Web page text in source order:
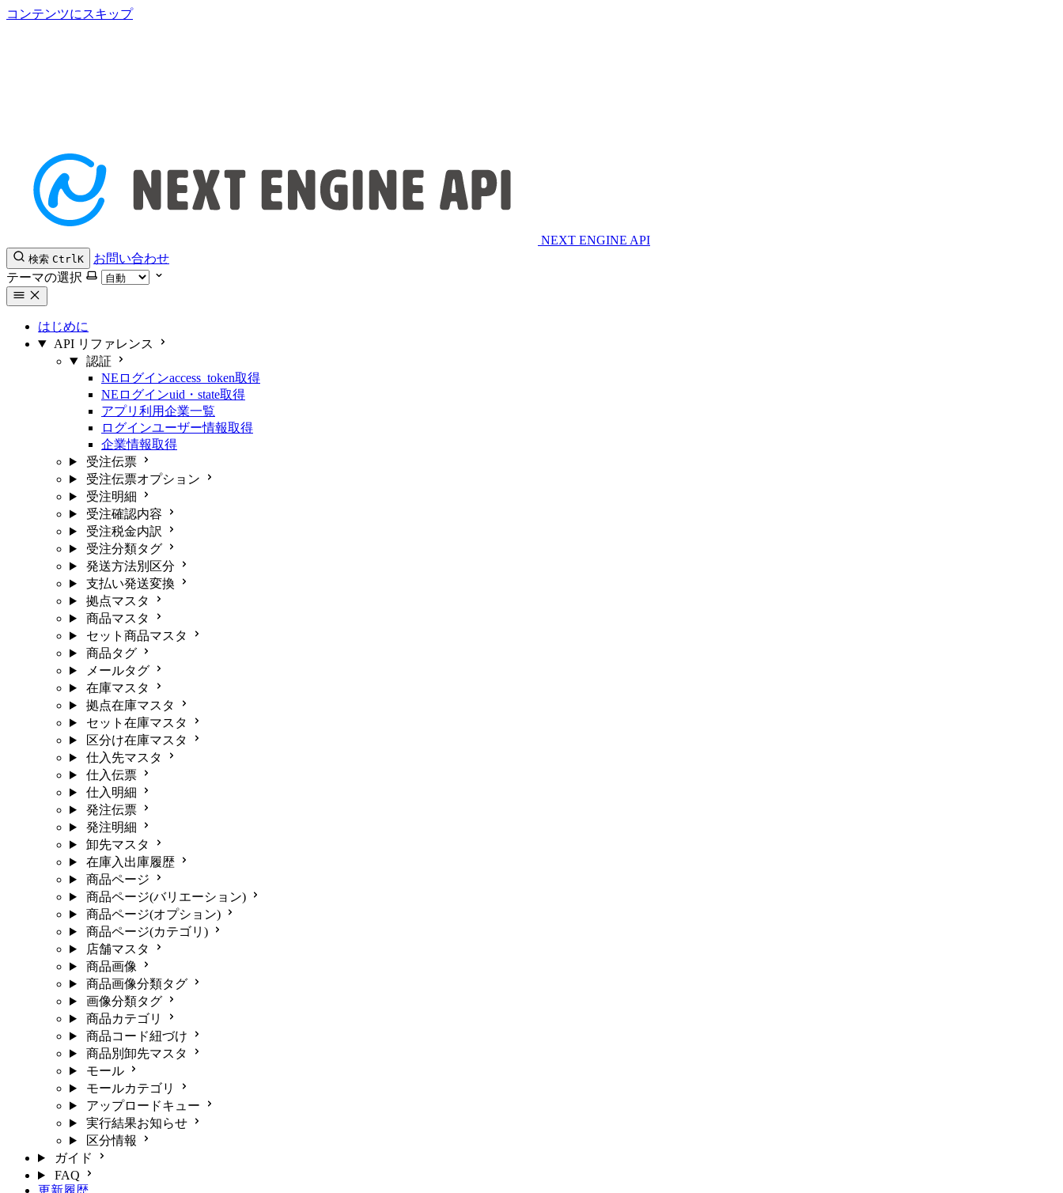
コンテンツにスキップ
NEXT ENGINE API
検索 CtrlK
お問い合わせ
テーマの選択
はじめに
API リファレンス
認証
NEログインaccess_token取得
NEログインuid・state取得
アプリ利用企業一覧
ログインユーザー情報取得
企業情報取得
受注伝票
受注伝票オプション
受注明細
受注確認内容
受注税金内訳
受注分類タグ
発送方法別区分
支払い発送変換
拠点マスタ
商品マスタ
セット商品マスタ
商品タグ
メールタグ
在庫マスタ
拠点在庫マスタ
セット在庫マスタ
区分け在庫マスタ
仕入先マスタ
仕入伝票
仕入明細
発注伝票
発注明細
卸先マスタ
在庫入出庫履歴
商品ページ
商品ページ(バリエーション)
商品ページ(オプション)
商品ページ(カテゴリ)
店舗マスタ
商品画像
商品画像分類タグ
画像分類タグ
商品カテゴリ
商品コード紐づけ
商品別卸先マスタ
モール
モールカテゴリ
アップロードキュー
実行結果お知らせ
区分情報
ガイド
FAQ
更新履歴